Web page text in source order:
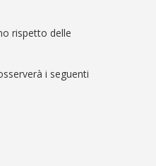
rispetto delle
i seguenti